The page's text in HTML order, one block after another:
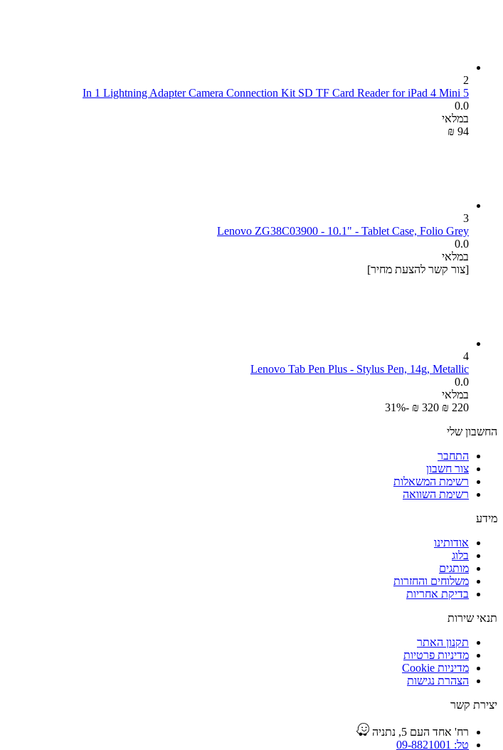
2
5 In 1 Lightning Adapter Camera Connection Kit SD TF Card Reader for iPad 4 Mini
0.0
במלאי
₪ ‍94‍
3
Lenovo ZG38C03900 - 10.1" - Tablet Case, Folio Grey
0.0
במלאי
[צור קשר להצעת מחיר]
4
Lenovo Tab Pen Plus - Stylus Pen, 14g, Metallic
0.0
במלאי
₪ ‍220‍
₪ ‍320‍
-31%
החשבון שלי
התחבר
צור חשבון
רשימת המשאלות
רשימת השוואה
מידע
אודותינו
בלוג
מותגים
משלוחים והחזרות
בדיקת אחריות
תנאי שירות
תקנון האתר
מדיניות פרטיות
מדיניות Cookie
הצהרת נגישות
יצירת קשר
רח' אחד העם 5, נתניה
טל: 09-8821001